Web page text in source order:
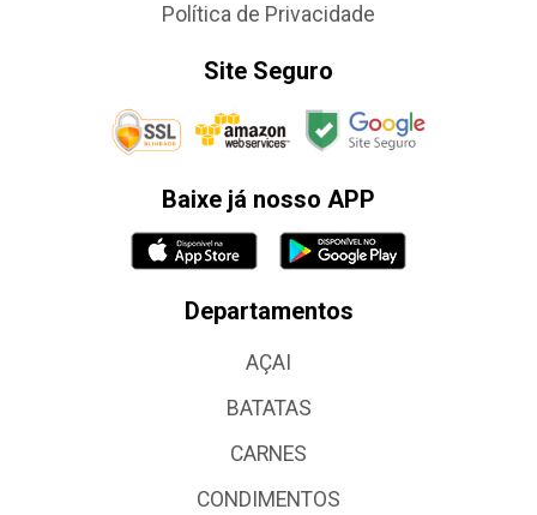
Política de Privacidade
Site Seguro
Baixe já nosso APP
Departamentos
AÇAI
BATATAS
CARNES
CONDIMENTOS